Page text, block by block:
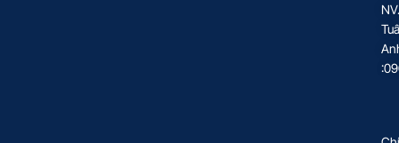
NV.